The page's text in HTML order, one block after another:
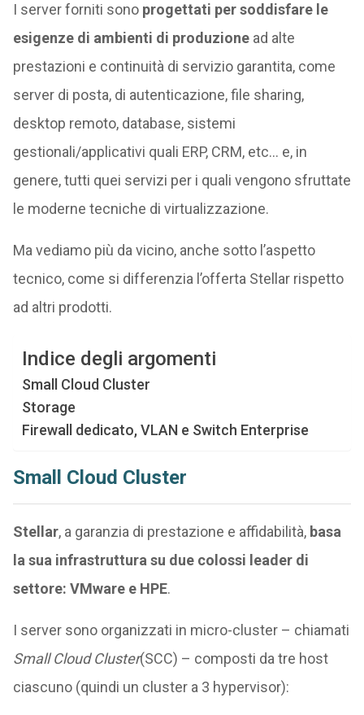
I server forniti sono progettati per soddisfare le
esigenze di ambienti di produzione ad alte
prestazioni e continuità di servizio garantita, come
server di posta, di autenticazione, file sharing,
desktop remoto, database, sistemi
gestionali/applicativi quali ERP, CRM, etc… e, in
genere, tutti quei servizi per i quali vengono sfruttate
le moderne tecniche di virtualizzazione.
Ma vediamo più da vicino, anche sotto l’aspetto
tecnico, come si differenzia l’offerta Stellar rispetto
ad altri prodotti.
Indice degli argomenti
Small Cloud Cluster
Storage
Firewall dedicato, VLAN e Switch Enterprise
Small Cloud Cluster
Stellar, a garanzia di prestazione e affidabilità, basa
la sua infrastruttura su due colossi leader di
settore: VMware e HPE.
I server sono organizzati in micro-cluster – chiamati
Small Cloud Cluster(SCC) – composti da tre host
ciascuno (quindi un cluster a 3 hypervisor):